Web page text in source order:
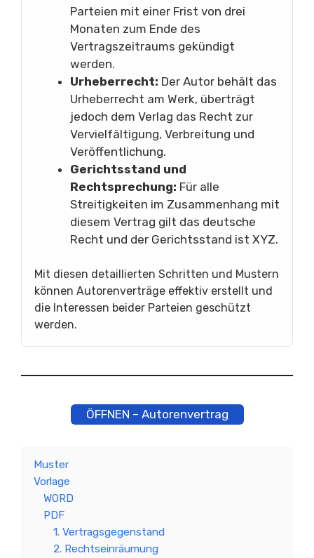
Parteien mit einer Frist von drei
Monaten zum Ende des
Vertragszeitraums gekündigt
werden.
Urheberrecht: Der Autor behält das
Urheberrecht am Werk, überträgt
jedoch dem Verlag das Recht zur
Vervielfältigung, Verbreitung und
Veröffentlichung.
Gerichtsstand und
Rechtsprechung: Für alle
Streitigkeiten im Zusammenhang mit
diesem Vertrag gilt das deutsche
Recht und der Gerichtsstand ist XYZ.
Mit diesen detaillierten Schritten und Mustern
können Autorenverträge effektiv erstellt und
die Interessen beider Parteien geschützt
werden.
ÖFFNEN – Autorenvertrag
Muster
Vorlage
WORD
PDF
1. Vertragsgegenstand
2. Rechtseinräumung